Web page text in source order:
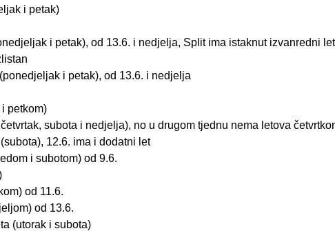
i petak)
i petak), od 13.6. i nedjelja, Split ima istaknut izvanredni
i petak), od 13.6. i nedjelja
i petkom)
subota i nedjelja), no u drugom tjednu nema letova
12.6. ima i dodatni let
i subotom) od 9.6.
od 11.6.
od 13.6.
(utorak i subota)